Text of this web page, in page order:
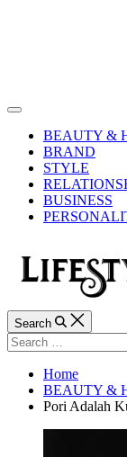
Off
CanvasBEAUTY &
BRAND
STYLE
BUSINESS
Search
Search
for:
Home
BEAUTY &
Pori Adalah